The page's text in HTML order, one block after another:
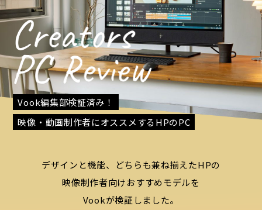
Vook編集部検証済み！
映像・動画制作者にオススメするHPのPC
デザインと機能、どちらも兼ね揃えたHPの
映像制作者向けおすすめモデルを
Vookが検証しました。